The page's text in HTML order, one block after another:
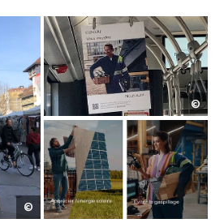
©Oliver
Classen
©Illi